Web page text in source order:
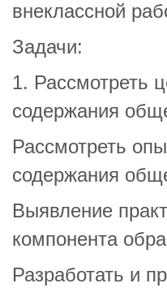
внеклассной
Задачи:
1. Рассмотреть
содержания
Рассмотреть
содержания
Выявление
компонента
Разработать и